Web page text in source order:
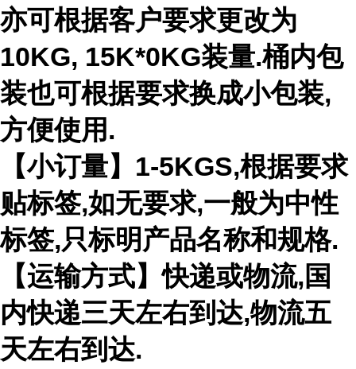
亦可根据客户要求更改为
10KG, 15K*0KG装量.桶内包
装也可根据要求换成小包装,
方便使用.
【小订量】1-5KGS,根据要求
贴标签,如无要求,一般为中性
标签,只标明产品名称和规格.
【运输方式】快递或物流,国
内快递三天左右到达,物流五
天左右到达.